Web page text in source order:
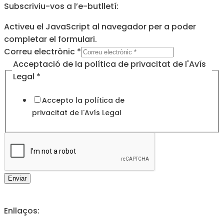
Subscriviu-vos a l’e-butlletí:
Activeu el JavaScript al navegador per a poder
completar el formulari.
Correu
l'Avís
Legal
Correu electrònic *
Acceptació de la política de privacitat de l'Avís
Legal *
Accepto la política de
privacitat de l'Avís Legal
Enviar
Enllaços: